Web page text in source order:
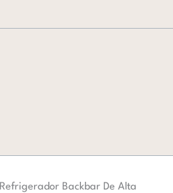
Refrigerador Backbar De Alta